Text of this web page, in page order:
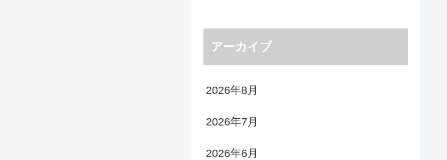
アーカイブ
2026年8月
2026年7月
2026年6月